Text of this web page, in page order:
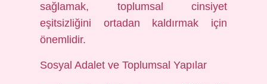
sağlamak, toplumsal cinsiyet
eşitsizliğini ortadan kaldırmak için
önemlidir.
Sosyal Adalet ve Toplumsal Yapılar